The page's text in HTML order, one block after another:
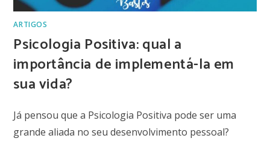
ARTIGOS
Psicologia Positiva: qual a
importância de implementá-la em
sua vida?
Já pensou que a Psicologia Positiva pode ser uma
grande aliada no seu desenvolvimento pessoal?